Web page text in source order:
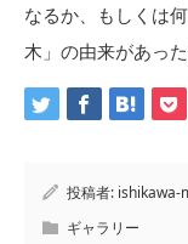
なるか、もしくは
木」の由来があっ
投稿者: ishikawa-
ギャラリー